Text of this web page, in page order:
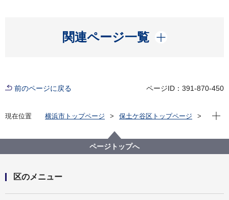
関連ページ一覧
開く
前のページに戻る ページID：391-870-450
現在位置 横浜市トップページ
保土ケ谷区トップページ
広報よこはま ほどがや区版
令和5年（2023年）分
2023年6月号
現在
ページトップへ
区のメニュー